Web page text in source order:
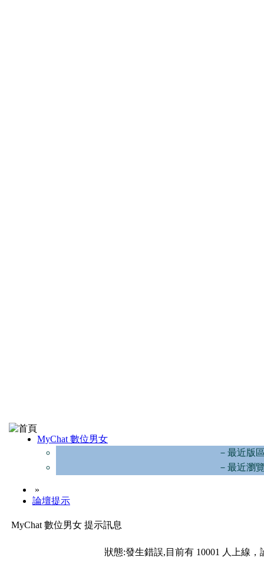
MyChat 數位男女
－最近版
－最近瀏
»
論壇提示
MyChat 數位男女 提示訊息
狀態:發生錯誤,目前有 10001 人上線